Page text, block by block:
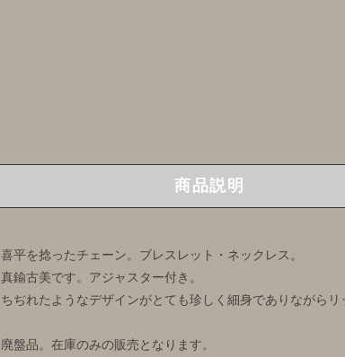
商品説明
喜平を捻ったチェーン。ブレスレット・ネックレス。
真鍮古美です。アジャスター付き。
ちぢれたようなデザインがとても珍しく細身でありながらリ
廃盤品。在庫のみの販売となります。